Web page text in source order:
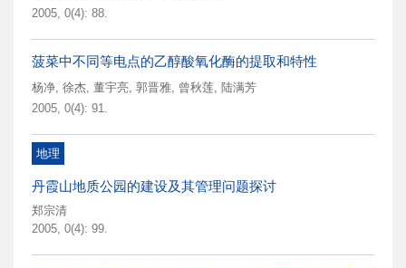
2005, 0(4): 88.
菠菜中不同等电点的乙醇酸氧化酶的提取和特性
杨净, 徐杰, 董宇亮, 郭晋雅, 曾秋莲, 陆满芳
2005, 0(4): 91.
地理
丹霞山地质公园的建设及其管理问题探讨
郑宗清
2005, 0(4): 99.